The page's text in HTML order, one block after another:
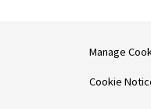
Manage
Cookie